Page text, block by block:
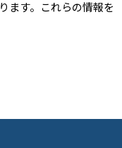
ます。これらの情報を